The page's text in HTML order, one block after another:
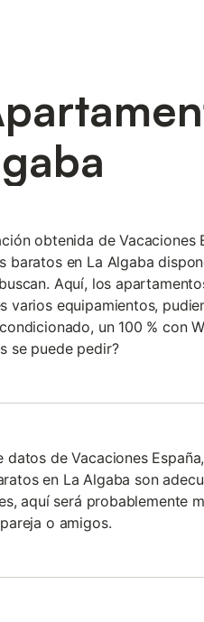
obtenida de Vacaciones
baratos en La Algaba
Aquí, los
varios equipamientos,
un 100 % con
se puede pedir?
datos de Vacaciones
en La Algaba son
aquí será probablemente
o amigos.